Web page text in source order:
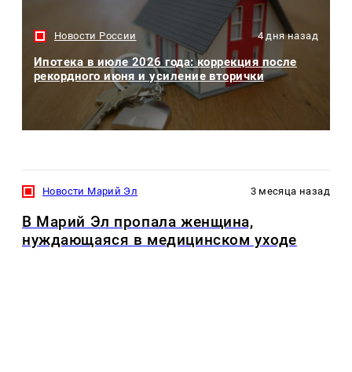
Новости России 4 дня назад
Ипотека в июле 2026 года: коррекция после
рекордного июня и усиление вторички
Новости Марий Эл 3 месяца назад
В Марий Эл пропала женщина,
нуждающаяся в медицинском уходе